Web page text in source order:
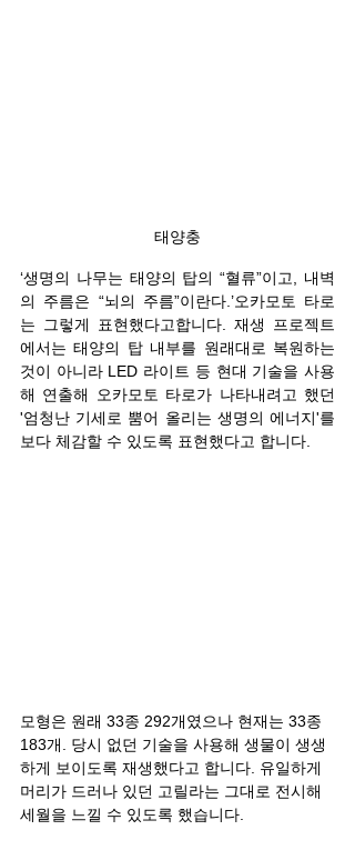
태양충
‘생명의 나무는 태양의 탑의 “혈류”이고, 내벽
의 주름은 “뇌의 주름”이란다.’오카모토 타로
는 그렇게 표현했다고합니다. 재생 프로젝트
에서는 태양의 탑 내부를 원래대로 복원하는
것이 아니라 LED 라이트 등 현대 기술을 사용
해 연출해 오카모토 타로가 나타내려고 했던
'엄청난 기세로 뿜어 올리는 생명의 에너지'를
보다 체감할 수 있도록 표현했다고 합니다.
모형은 원래 33종 292개였으나 현재는 33종
183개. 당시 없던 기술을 사용해 생물이 생생
하게 보이도록 재생했다고 합니다. 유일하게
머리가 드러나 있던 고릴라는 그대로 전시해
세월을 느낄 수 있도록 했습니다.